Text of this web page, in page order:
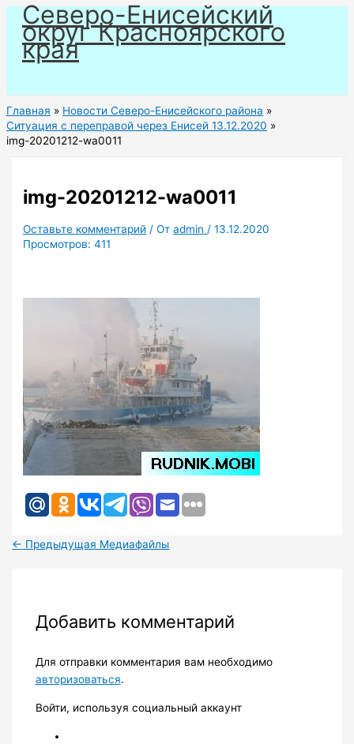
Перейти
содержимому
Северо-Енисейский
округ Красноярского
края
Главная
Новости Северо-Енисейского района
Ситуация с переправой через Енисей 13.12.2020
img-20201212-wa0011
img-20201212-wa0011
Оставьте комментарий / Отadmin /13.12.2020
Просмотров: 411
← Предыдущая Медиафайлы
Добавить комментарий
Для отправки комментария вам необходимо
авторизоваться.
Войти, используя социальный аккаунт